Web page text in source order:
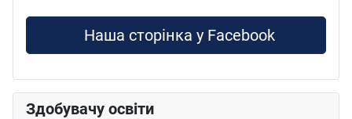
Наша сторінка у Facebook
Здобувачу освіти